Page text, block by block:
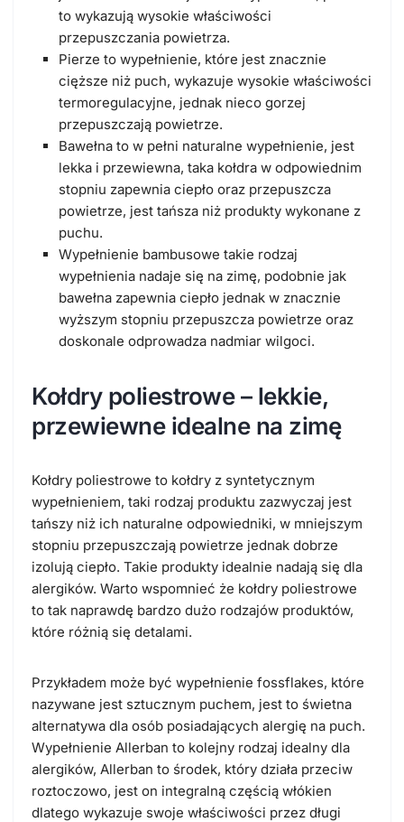
to wykazują wysokie właściwości
przepuszczania powietrza.
Pierze to wypełnienie, które jest znacznie
cięższe niż puch, wykazuje wysokie właściwości
termoregulacyjne, jednak nieco gorzej
przepuszczają powietrze.
Bawełna to w pełni naturalne wypełnienie, jest
lekka i przewiewna, taka kołdra w odpowiednim
stopniu zapewnia ciepło oraz przepuszcza
powietrze, jest tańsza niż produkty wykonane z
puchu.
Wypełnienie bambusowe takie rodzaj
wypełnienia nadaje się na zimę, podobnie jak
bawełna zapewnia ciepło jednak w znacznie
wyższym stopniu przepuszcza powietrze oraz
doskonale odprowadza nadmiar wilgoci.
Kołdry poliestrowe – lekkie,
przewiewne idealne na zimę
Kołdry poliestrowe to kołdry z syntetycznym
wypełnieniem, taki rodzaj produktu zazwyczaj jest
tańszy niż ich naturalne odpowiedniki, w mniejszym
stopniu przepuszczają powietrze jednak dobrze
izolują ciepło. Takie produkty idealnie nadają się dla
alergików. Warto wspomnieć że kołdry poliestrowe
to tak naprawdę bardzo dużo rodzajów produktów,
które różnią się detalami.
Przykładem może być wypełnienie fossflakes, które
nazywane jest sztucznym puchem, jest to świetna
alternatywa dla osób posiadających alergię na puch.
Wypełnienie Allerban to kolejny rodzaj idealny dla
alergików, Allerban to środek, który działa przeciw
roztoczowo, jest on integralną częścią włókien
dlatego wykazuje swoje właściwości przez długi